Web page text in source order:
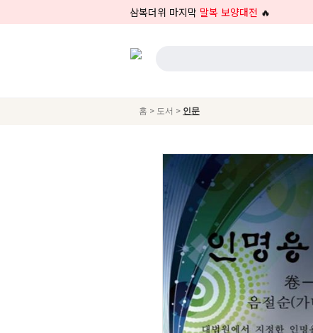
삼복더위 마지막 말복 보양대전 🔥
홈 > 도서 > 인문